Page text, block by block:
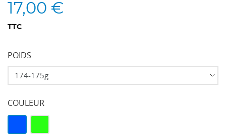
17,00 €
TTC
POIDS
COULEUR